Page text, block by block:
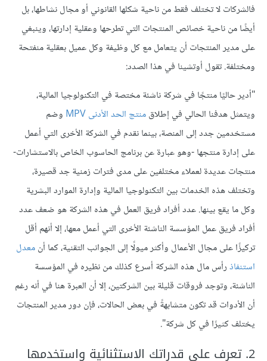
فالشركات لا تختلف فقط من ناحية شكلها القانوني أو مجال نشاطها، بل
أيضًا من ناحية خصائص المنتجات التي تطرحها وعقلية إدارتها، وينبغي
على مدير المنتجات أن يتعامل مع كل وظيفة وكل عميل بعقلية منفتحة
ومختلفة. تقول أوتشينا في هذا الصدد:
"أدير حاليًا منتجًا في شركة ناشئة مختصة في التكنولوجيا المالية،
ويتمثل هدفنا الحالي في إطلاقمنتج الحد الأدنى MPV
وضم
مستخدمين جدد إلى المنصة، بينما نقدم في الشركة الأخرى التي أعمل
على إدارة منتجها -وهو عبارة عن برنامج الحاسوب الخاص بالاستشارات-
منتجات عديدة لعملاء مختلفين على مدى فترات زمنية جد قصيرة،
وتختلف هذه الخدمات بين التكنولوجيا المالية وإدارة الموارد البشرية
وكل ما يقع بينها. عدد أفراد فريق العمل في هذه الشركة هو ضعف عدد
أفراد فريق عمل المؤسسة الناشئة الأخرى التي أعمل معها، إلا أنهم أقل
تركيزًا على مجال الأعمال وأكثر ميولًا إلى الجوانب التقنية، كما أنمعدل
استنفاذرأس مال هذه الشركة أسرع كذلك من نظيره في المؤسسة
الناشئة، وتوجد فروقات قليلة بين الشركتين، إلا أن العبرة هنا في أنه رغم
أن الأدوات قد تكون متشابهةً في بعض الحالات، فإن دور مدير المنتجات
يختلف كثيرًا في كل شركة".
2. تعرف على قدراتك الاستثنائية واستخدمها